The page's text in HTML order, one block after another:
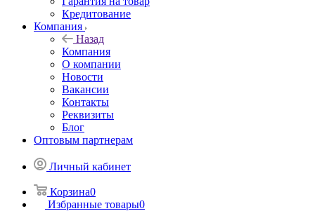
Кредитование
Компания
Назад
Компания
О компании
Новости
Вакансии
Контакты
Реквизиты
Блог
Оптовым партнерам
Личный кабинет
Корзина0
Избранные товары0